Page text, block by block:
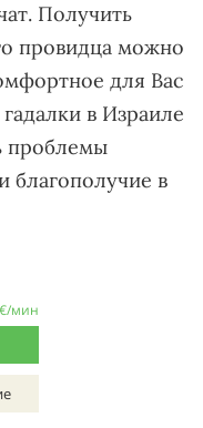
Получить
провидца можно
для Вас
в Израиле
проблемы
благополучие в